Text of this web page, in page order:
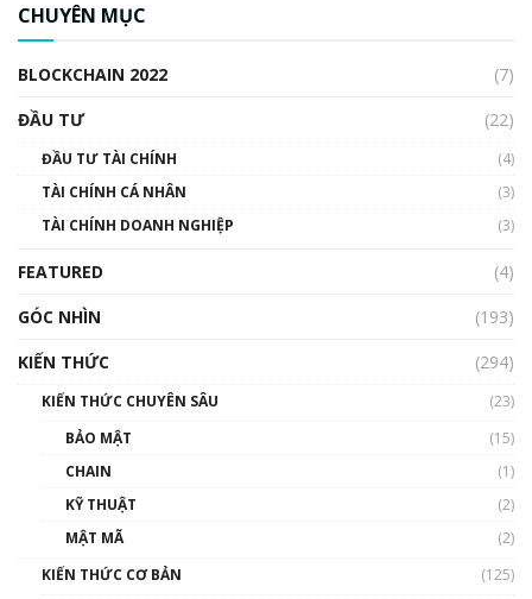
00:02:14
Nhìn lại năm 2022: Những sự kiện ảnh hưởng
đến hệ sinh thái tiền mã hoá | Phổ cập
00:43:47
CHUYÊN MỤC
BLOCKCHAIN 2022
(7)
ĐẦU TƯ
(22)
ĐẦU TƯ TÀI CHÍNH
(4)
TÀI CHÍNH CÁ NHÂN
(3)
TÀI CHÍNH DOANH NGHIỆP
(3)
FEATURED
(4)
GÓC NHÌN
(193)
KIẾN THỨC
(294)
KIẾN THỨC CHUYÊN SÂU
(23)
BẢO MẬT
(15)
CHAIN
(1)
KỸ THUẬT
(2)
MẬT MÃ
(2)
KIẾN THỨC CƠ BẢN
(125)